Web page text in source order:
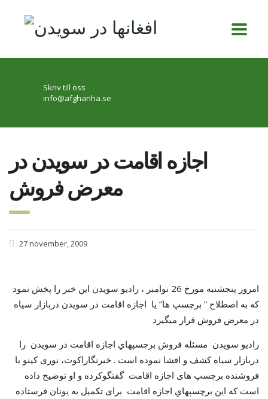
Skriv till oss
info@afghanha.se
اجازه اقامت در سويدن در
معرض فروش
27 november, 2009
امروز پنجشنبه مورخ 26 نوامبر ، راديو سويدن اين خبر را پخش نمود
که به اصطلاح ” برچسپ ها” يا اجازه اقامت در سويدن دربازار سياه
در معرض فروش قرار ميگيرد
دربازار سياه کشف و افشا نموده است . خبرنگاراکوت، نوری کینو با
فروشنده برچسپ های اجازه اقامت گفتگوکرده و او توضیح داده
است که این برچسپهاي اجازه اقامت برای تکمیل به یونان فرستاده